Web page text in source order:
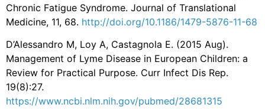
Chronic Fatigue Syndrome. Journal of Translational
Medicine, 11, 68. http://doi.org/10.1186/1479-5876-11-68
D’Alessandro M, Loy A, Castagnola E. (2015 Aug).
Management of Lyme Disease in European Children: a
Review for Practical Purpose. Curr Infect Dis Rep.
19(8):27.
https://www.ncbi.nlm.nih.gov/pubmed/28681315